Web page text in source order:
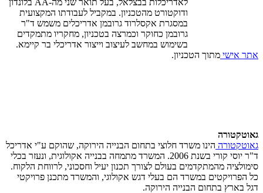
ודוקטורט מהטכניון. במקביל לעבודתו המקצועית
במסגרת אקסלרוד גרובמן אדריכלים משמש ד"ר
גרובמן כחוקר וכמרצה בטכניון, מחקריו מתמקדים
בשימוש במחשב לעיצוב וייצור אדריכלי בר קיימא.
אתר אישי מתוך הטכניון.
גאוטקטורה
גאוטקטורה הינו משרד חלוצי בתחום הבנייה הירוקה, שהוקם ע"י אדריכל
ד"ר יוסי קורי בשנת 2006. המשרד מתמחה בבנייה אקולוגית, ונעזר בכלי
סימולציה מהמתקדמים בעולם לצורך תכנון יעיל וחסכוני, לרווחת הלקוח.
כל הפרויקטים במשרד הם בעלי דגש אקולוגי, והמשרד מתכנן פרויקטי
דגל בארץ בתחום הבנייה הירוקה.